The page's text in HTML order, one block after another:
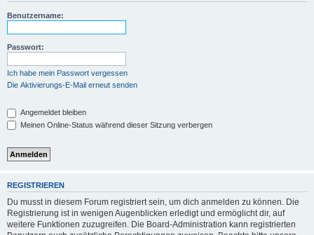
h
Benutzername:
Passwort:
Ich habe mein Passwort vergessen
Die Aktivierungs-E-Mail erneut senden
Angemeldet bleiben
Meinen Online-Status während dieser Sitzung verbergen
REGISTRIEREN
Du musst in diesem Forum registriert sein, um dich anmelden zu können. Die
Registrierung ist in wenigen Augenblicken erledigt und ermöglicht dir, auf
weitere Funktionen zuzugreifen. Die Board-Administration kann registrierten